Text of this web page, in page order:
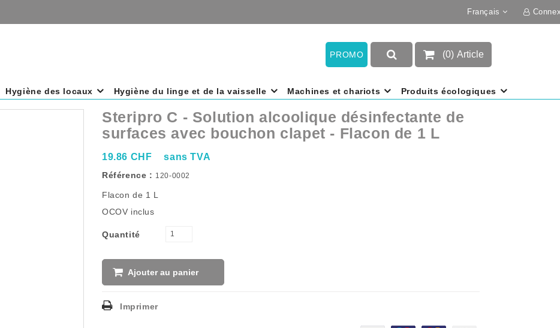
Français
(0) Article
PROMO
Hygiène des locaux Hygiène du linge et de la vaisselle Machines et chariots Produits écologiques
Steripro C - Solution alcoolique désinfectante de
surfaces avec bouchon clapet - Flacon de 1 L
19.86 CHF sans TVA
Référence : 120-0002
Flacon de 1 L
OCOV inclus
Quantité
Ajouter au panier
Imprimer